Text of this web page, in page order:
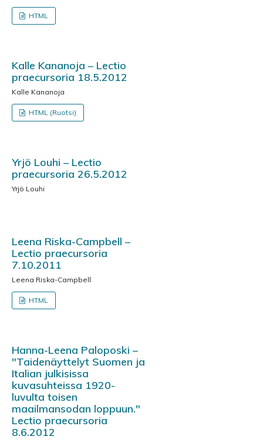
HTML
Kalle Kananoja – Lectio
praecursoria 18.5.2012
Kalle Kananoja
HTML (Ruotsi)
Yrjö Louhi – Lectio
praecursoria 26.5.2012
Yrjö Louhi
Leena Riska-Campbell –
Lectio praecursoria
7.10.2011
Leena Riska-Campbell
HTML
Hanna-Leena Paloposki –
"Taidenäyttelyt Suomen ja
Italian julkisissa
kuvasuhteissa 1920-
luvulta toisen
maailmansodan loppuun."
Lectio praecursoria
8.6.2012